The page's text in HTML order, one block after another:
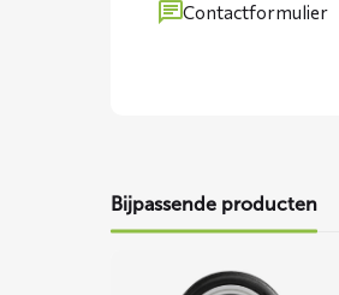
Contactformulier
Bijpassende producten